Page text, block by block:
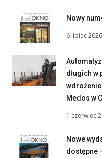
Nowy
6 lipiec 2026
długich
Medos w
1 czerwiec
Nowe
dostępne